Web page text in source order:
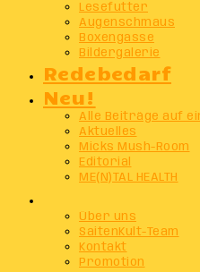
Lesefutter
Augenschmaus
Boxengasse
Bildergalerie
Redebedarf
Neu!
Alle Beiträge auf
Aktuelles
Micks Mush-Room
Editorial
ME(N)TAL HEALTH
Über uns
SaitenKult-Team
Kontakt
Promotion